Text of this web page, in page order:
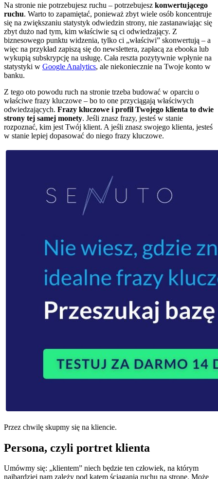
Na stronie nie potrzebujesz ruchu – potrzebujesz konwertującego
ruchu. Warto to zapamiętać, ponieważ zbyt wiele osób koncentruje
się na zwiększaniu statystyk odwiedzin strony, nie zastanawiając się
zbyt dużo nad tym, kim właściwie są ci odwiedzający. Z
biznesowego punktu widzenia, tylko ci „właściwi” skonwertują – a
więc na przykład zapiszą się do newslettera, zapłacą za ebooka lub
wykupią subskrypcję na usługę. Cała reszta pozytywnie wpłynie na
statystyki w Google Analytics, ale niekoniecznie na Twoje konto w
banku.
Z tego oto powodu ruch na stronie trzeba budować w oparciu o
właściwe frazy kluczowe – bo to one przyciągają właściwych
odwiedzających. Frazy kluczowe i profil Twojego klienta to dwie
strony tej samej monety. Jeśli znasz frazy, jesteś w stanie
rozpoznać, kim jest Twój klient. A jeśli znasz swojego klienta, jesteś
w stanie lepiej dopasować do niego frazy kluczowe.
Przez chwilę skupmy się na kliencie.
Persona, czyli portret klienta
Umówmy się: „klientem” niech będzie ten człowiek, na którym
najbardziej nam zależy pod kątem ściągania ruchu na stronę. Może